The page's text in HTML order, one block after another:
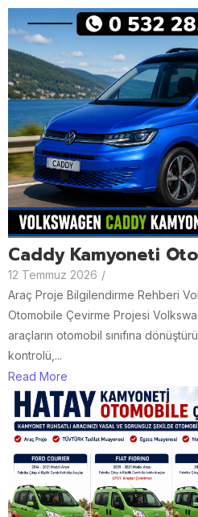
Caddy Kamyoneti
12 Temmuz 2026 /
Araç Proje Bilgilendirme Rehberi
Otomobile Çevirme Projesi
araçların otomobil sınıfına
kontrolü,...
Read More